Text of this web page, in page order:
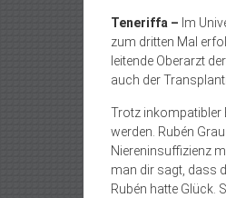
Teneriffa – Im
zum dritten Mal
leitende Oberarzt
auch der
Trotz inkompatibler
werden. Rubén
Niereninsuffizienz
man dir sagt, dass
Rubén hatte Glück.